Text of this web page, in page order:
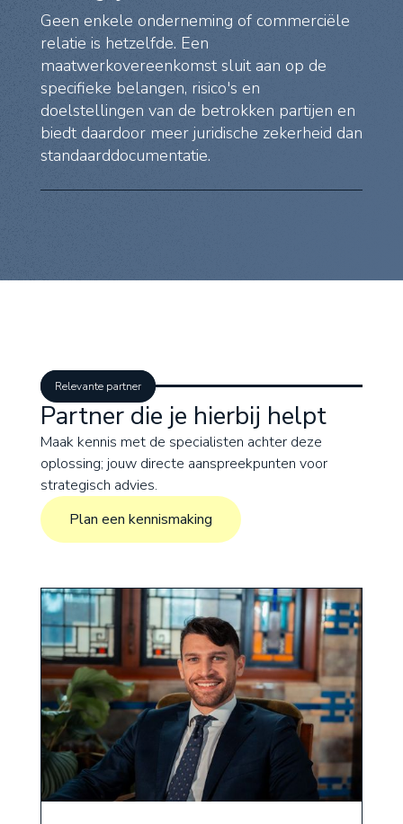
Geen enkele onderneming of commerciële
relatie is hetzelfde. Een
maatwerkovereenkomst sluit aan op de
specifieke belangen, risico's en
doelstellingen van de betrokken partijen en
biedt daardoor meer juridische zekerheid dan
standaarddocumentatie.
Relevante partner
Partner die je hierbij helpt
Maak kennis met de specialisten achter deze
oplossing; jouw directe aanspreekpunten voor
strategisch advies.
Plan een kennismaking